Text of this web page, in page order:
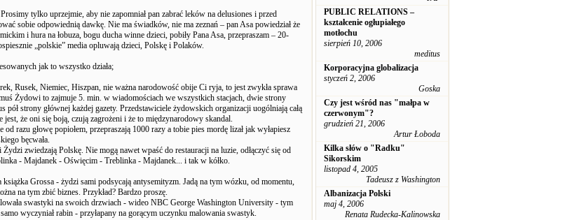
tylko uprzejmie, aby nie zapomniał pan zabrać leków na delusiones i przed
sobie odpowiednią dawkę. Nie ma świadków, nie ma zeznań – pan Asa powiedział że
i hura na łobuza, bogu ducha winne dzieci, pobiły Pana Asa, przepraszam – 20-
„polskie” media opluwają dzieci, Polskę i Polaków.
jak to wszystko działa;
Rusek, Niemiec, Hiszpan, nie ważna narodowość obije Ci ryja, to jest zwykła sprawa
Żydowi to zajmuje 5. min. w wiadomościach we wszystkich stacjach, dwie strony
strony głównej każdej gazety. Przedstawiciele żydowskich organizacji uogólniają całą
jest, że oni się boją, czują zagrożeni i że to międzynarodowy skandal.
razu głowę popiołem, przepraszają 1000 razy a tobie pies mordę lizał jak wyłapiesz
bęcwała.
zwiedzają Polskę. Nie mogą nawet wpaść do restauracji na luzie, odłączyć się od
- Majdanek - Oświęcim - Treblinka - Majdanek... i tak w kółko.
Grossa - żydzi sami podsycają antysemityzm. Jadą na tym wózku, od momentu,
na tym zbić biznes. Przykład? Bardzo proszę.
swastyki na swoich drzwiach - wideo NBC George Washington University - tym
wyczyniał rabin - przyłapany na gorącym uczynku malowania swastyk.
PUBLIC RELATIONS –
kształcenie ogłupiałego
motłochu
sierpień 10, 2006
meditus
Korporacyjna globalizacja
styczeń 2, 2006
Goska
Czy jest wśród nas "małpa w
czerwonym"?
grudzień 21, 2006
Artur Łoboda
Kilka słów o "Radku"
Sikorskim
listopad 4, 2005
Tadeusz z Washington
Albanizacja Polski
maj 4, 2006
Renata Rudecka-Kalinowska